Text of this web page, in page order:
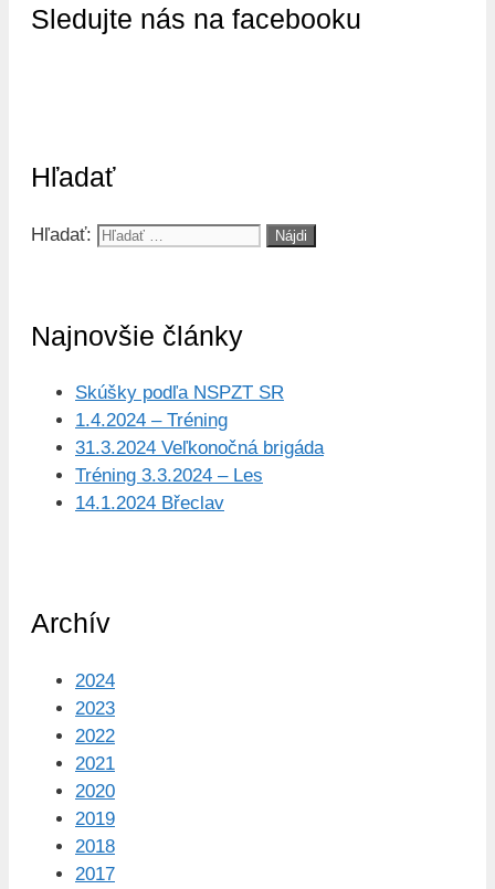
Sledujte nás na facebooku
Hľadať
Hľadať:
Najnovšie články
Skúšky podľa NSPZT SR
1.4.2024 – Tréning
31.3.2024 Veľkonočná brigáda
Tréning 3.3.2024 – Les
14.1.2024 Břeclav
Archív
2024
2023
2022
2021
2020
2019
2018
2017